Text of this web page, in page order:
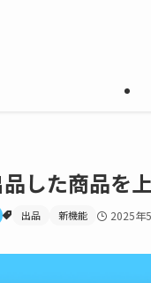
品した商品
出品 新機能 2025年